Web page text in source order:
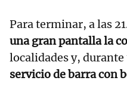
Para terminar, a las
una gran pantalla la
localidades y,
servicio de barra con